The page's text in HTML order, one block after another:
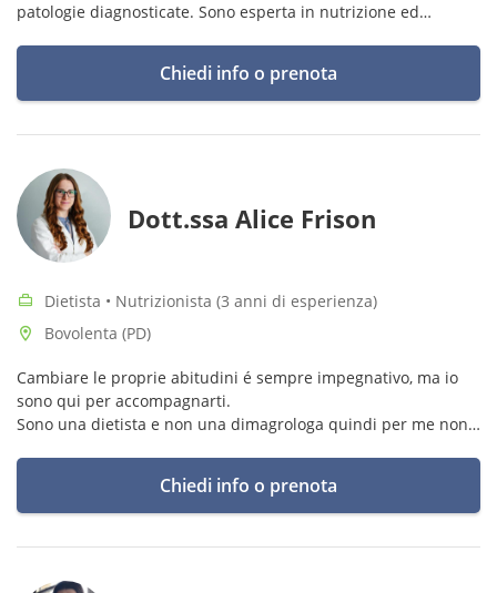
patologie diagnosticate. Sono esperta in nutrizione ed
Chiedi info o prenota
Dott.ssa Alice Frison
Dietista • Nutrizionista (3 anni di esperienza)
Bovolenta (PD)
Cambiare le proprie abitudini é sempre impegnativo, ma io
sono qui per accompagnarti.
Sono una dietista e non una dimagrologa quindi per me non
Chiedi info o prenota